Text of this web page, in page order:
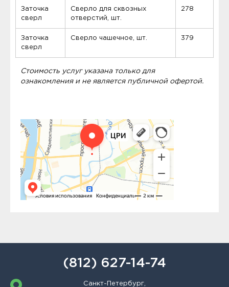
Заточка
сверл
Сверло для сквозных
отверстий, шт.
278
Заточка
сверл
Сверло чашечное, шт. 379
Стоимость услуг указана только для
ознакомления и не является публичной офертой.
(812) 627-14-74
Санкт-Петербург,